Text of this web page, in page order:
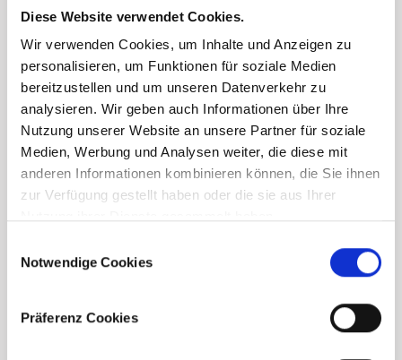
Diese Website verwendet Cookies.
Wir verwenden Cookies, um Inhalte und Anzeigen zu
personalisieren, um Funktionen für soziale Medien
bereitzustellen und um unseren Datenverkehr zu
analysieren. Wir geben auch Informationen über Ihre
Nutzung unserer Website an unsere Partner für soziale
Medien, Werbung und Analysen weiter, die diese mit
anderen Informationen kombinieren können, die Sie ihnen
zur Verfügung gestellt haben oder die sie aus Ihrer
Selection
Notwendige Cookies
Präferenz Cookies